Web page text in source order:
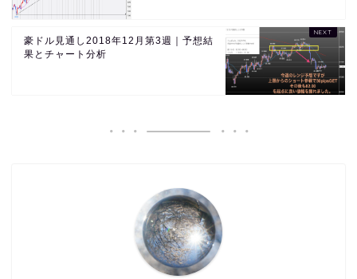
豪ドル見通し2018年12月第3週｜予想結
果とチャート分析